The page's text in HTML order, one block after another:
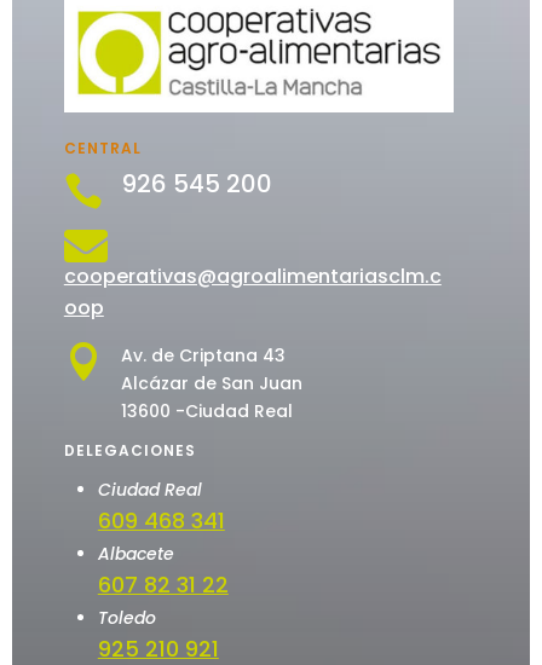
CENTRAL
 926 545 200

cooperativas@agroalimentariasclm.c
oop

Av. de Criptana 43
Alcázar de San Juan
13600 -Ciudad Real
DELEGACIONES
Ciudad Real
609 468 341
Albacete
607 82 31 22
Toledo
925 210 921